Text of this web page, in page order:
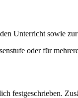
Unterricht sowie
oder für
festgeschrieben.